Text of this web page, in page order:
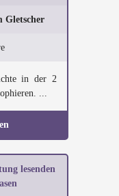
Gletscher
in der 2
...
lesenden